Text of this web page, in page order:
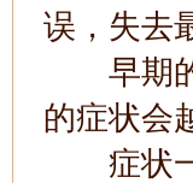
误，失去
早期的
的症状会
症状一